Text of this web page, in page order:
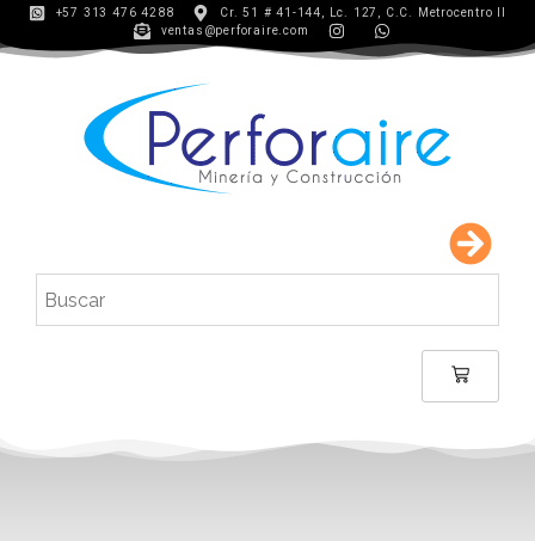
+57 313 476 4288
Cr. 51 # 41-144, Lc. 127, C.C. Metrocentro II
ventas@perforaire.com